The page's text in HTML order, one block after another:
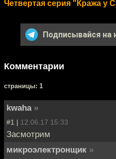
Четвертая серия "Кража у
Подписывайся на
Комментарии
cтраницы: 1
kwaha »
#1 | 12.06.17 15:33
Засмотрим
микроэлектронщик »